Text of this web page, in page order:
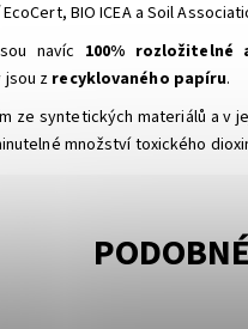
EcoCert, BIO ICEA a Soil
navíc 100% rozložitelné
jsou z recyklovaného papíru.
ze syntetických materiálů a
množství toxického